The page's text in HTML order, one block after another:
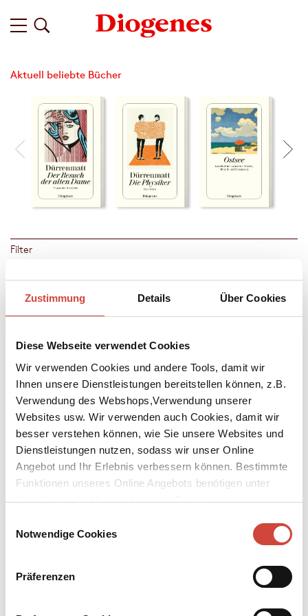
Zustimmung Details Über Cookies
Diese Webseite verwendet Cookies
Wir verwenden Cookies und andere Tools, damit wir
Ihnen unsere Dienstleistungen bereitstellen können, z.B.
Verwendung des Webshops,Verwendung unserer
Websites usw. Wir verwenden auch Cookies, damit wir
besser verstehen können, wie Sie unsere Websites und
Dienstleistungen nutzen, sodass wir unser Online
Angebot und Ihr Erlebnis verbessern können. Bestimmte
Funktionen unseres Online Angebots benötigen unter
Umständen die Verwendung von Cookies von
Notwendige Cookies
Präferenzen
Aktuell beliebte Bücher
Filter